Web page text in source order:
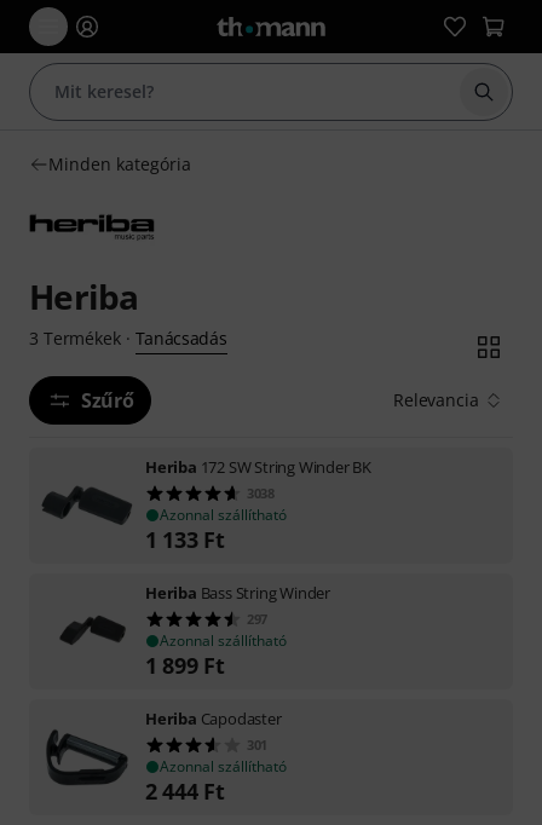
Minden kategória
Heriba
3 Termékek· Tanácsadás
Szűrő Relevancia
Heriba 172 SW String Winder BK
3038
Azonnal szállítható
1 133 Ft
Heriba Bass String Winder
297
Azonnal szállítható
1 899 Ft
Heriba Capodaster
301
Azonnal szállítható
2 444 Ft